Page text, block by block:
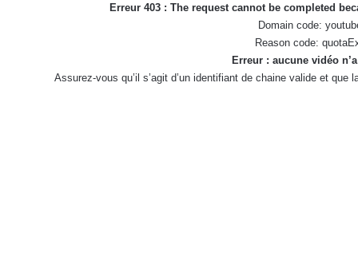
Erreur 403 : The request cannot be completed
Domain code:
Reason code:
Erreur : aucune vidéo
Assurez-vous qu’il s’agit d’un identifiant de chaine valide et